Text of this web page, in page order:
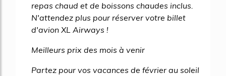
repas chaud et de boissons chaudes inclus.
N'attendez plus pour réserver votre billet
d'avion XL Airways !
Meilleurs prix des mois à venir
Partez pour vos vacances de février au soleil